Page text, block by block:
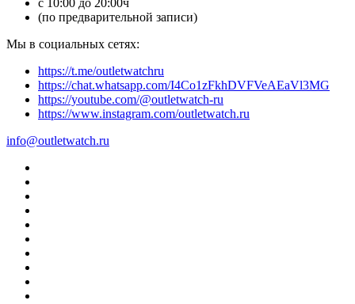
(по предварительной записи)
Мы в социальных сетях:
https://t.me/outletwatchru
https://chat.whatsapp.com/I4Co1zFkhDVFVeAEaVl3MG
https://youtube.com/@outletwatch-ru
https://www.instagram.com/outletwatch.ru
info@outletwatch.ru